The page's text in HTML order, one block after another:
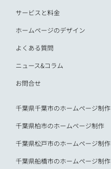
サービスと料金
ホームページのデザイン
よくある質問
ニュース&コラム
お問合せ
千葉県千葉市のホームページ制作
千葉県柏市のホームページ制作
千葉県松戸市のホームページ制作
千葉県船橋市のホームページ制作